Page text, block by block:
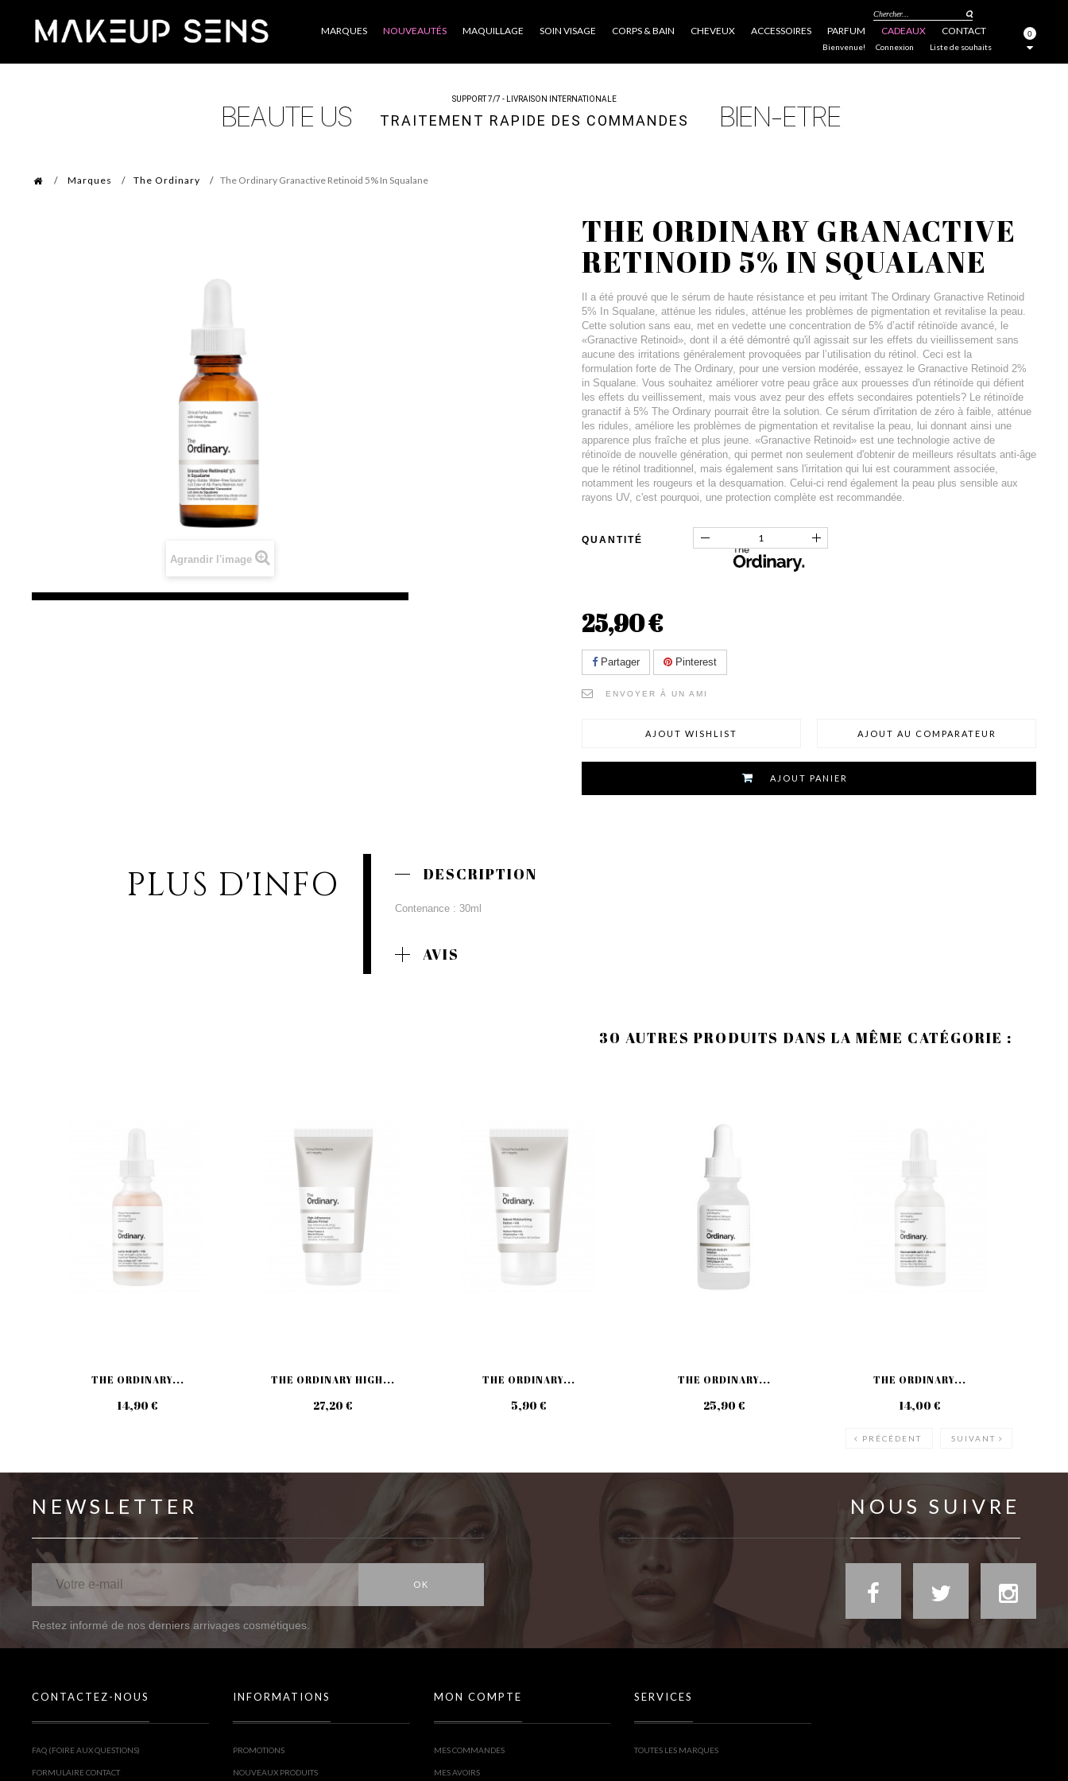
Catégories MARQUES NOUVEAUTÉS MAQUILLAGE SOIN VISAGE CORPS & BAIN CHEVEUX ACCESSOIRES PARFUM CADEAUX CONTACT
Chercher...
0
Liste de souhaits
Bienvenue! Connexion
SUPPORT 7/7 - LIVRAISON INTERNATIONALE
TRAITEMENT RAPIDE DES COMMANDES
Marques The Ordinary The Ordinary Granactive Retinoid 5% In Squalane
Agrandir l'image
THE ORDINARY GRANACTIVE
RETINOID 5% IN SQUALANE
Il a été prouvé que le sérum de haute résistance et peu irritant The Ordinary Granactive Retinoid
5% In Squalane, atténue les ridules, atténue les problèmes de pigmentation et revitalise la peau.
Cette solution sans eau, met en vedette une concentration de 5% d’actif rétinoïde avancé, le
«Granactive Retinoid», dont il a été démontré qu'il agissait sur les effets du vieillissement sans
aucune des irritations généralement provoquées par l’utilisation du rétinol. Ceci est la
formulation forte de The Ordinary, pour une version modérée, essayez le Granactive Retinoid 2%
in Squalane. Vous souhaitez améliorer votre peau grâce aux prouesses d'un rétinoïde qui défient
les effets du veillissement, mais vous avez peur des effets secondaires potentiels? Le rétinoïde
granactif à 5% The Ordinary pourrait être la solution. Ce sérum d'irritation de zéro à faible, atténue
les ridules, améliore les problèmes de pigmentation et revitalise la peau, lui donnant ainsi une
apparence plus fraîche et plus jeune. «Granactive Retinoid» est une technologie active de
rétinoïde de nouvelle génération, qui permet non seulement d'obtenir de meilleurs résultats anti-âge
que le rétinol traditionnel, mais également sans l'irritation qui lui est couramment associée,
notamment les rougeurs et la desquamation. Celui-ci rend également la peau plus sensible aux
rayons UV, c'est pourquoi, une protection complète est recommandée.
QUANTITÉ
25,90 €
Partager Pinterest
ENVOYER À UN AMI
AJOUT WISHLIST AJOUT AU COMPARATEUR
AJOUT PANIER
PLUS D'INFO DESCRIPTION
Contenance : 30ml
AVIS
30 AUTRES PRODUITS DANS LA MÊME CATÉGORIE :
THE ORDINARY...
14,90 €
THE ORDINARY HIGH...
27,20 €
THE ORDINARY...
5,90 €
THE ORDINARY...
25,90 €
THE ORDINARY...
14,00 €
PRÉCÉDENT SUIVANT
NEWSLETTER
OK
Restez informé de nos derniers arrivages cosmétiques.
NOUS SUIVRE
CONTACTEZ-NOUS
FAQ (FOIRE AUX QUESTIONS)
FORMULAIRE CONTACT
INFORMATIONS
PROMOTIONS
NOUVEAUX PRODUITS
MON COMPTE
MES COMMANDES
MES AVOIRS
SERVICES
TOUTES LES MARQUES